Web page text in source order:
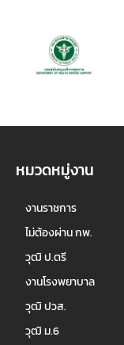
หมวดหมู่งาน
งานราชการ
ไม่ต้องผ่าน กพ.
วุฒิ ป.ตรี
งานโรงพยาบาล
วุฒิ ปวส.
วุฒิ ม.6